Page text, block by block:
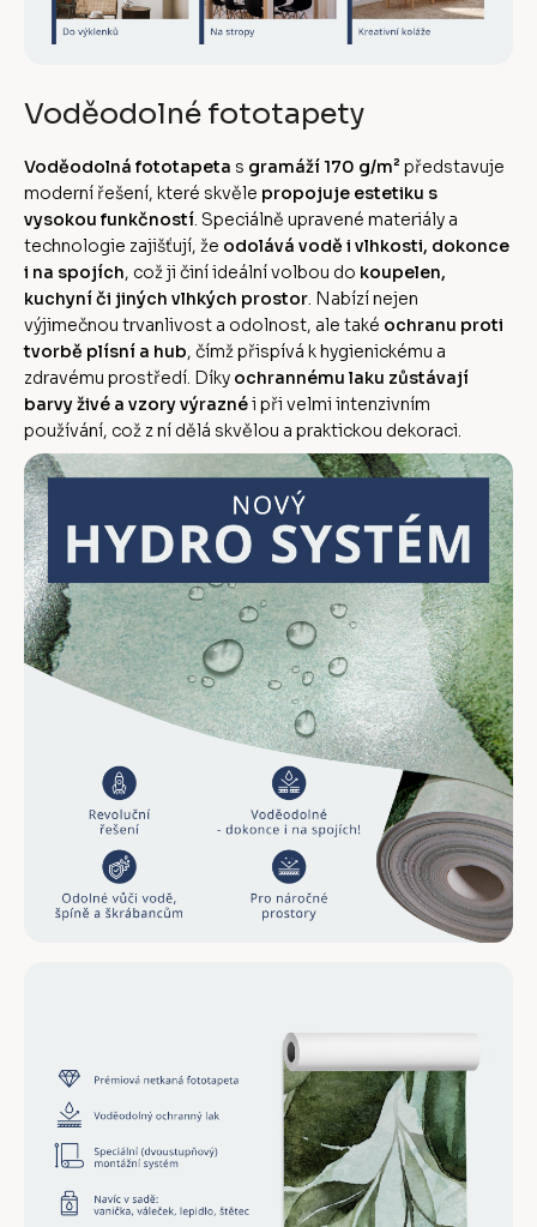
Voděodolné fototapety
Voděodolná fototapeta s gramáží 170 g/m² představuje
moderní řešení, které skvěle propojuje estetiku s
vysokou funkčností. Speciálně upravené materiály a
technologie zajišťují, že odolává vodě i vlhkosti, dokonce
i na spojích, což ji činí ideální volbou do koupelen,
kuchyní či jiných vlhkých prostor. Nabízí nejen
výjimečnou trvanlivost a odolnost, ale také ochranu proti
tvorbě plísní a hub, čímž přispívá k hygienickému a
zdravému prostředí. Díky ochrannému laku zůstávají
barvy živé a vzory výraznéi při velmi intenzivním
používání, což z ní dělá skvělou a praktickou dekoraci.